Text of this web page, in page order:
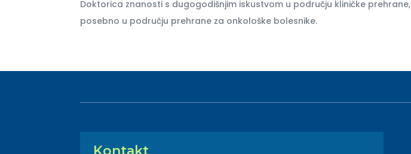
Doktorica znanosti s dugogodišnjim iskustvom u području kliničke prehrane,
posebno u području prehrane za onkološke bolesnike.